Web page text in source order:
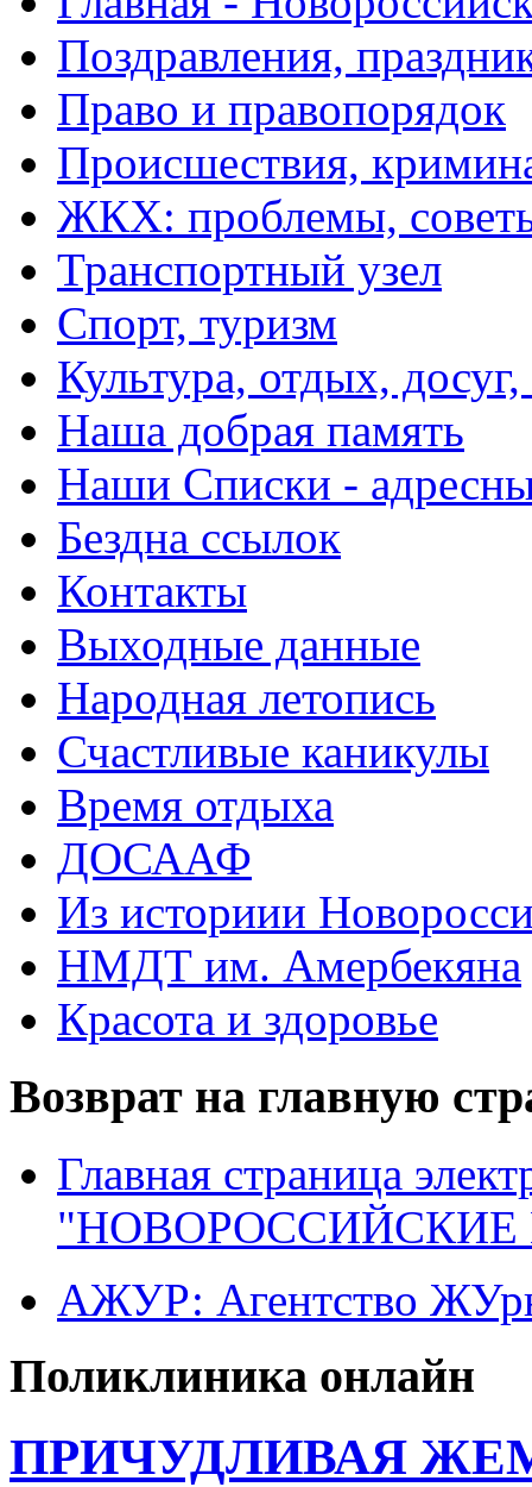
Поздравления,
Право и правопорядок
Происшествия,
ЖКХ: проблемы,
Транспортный узел
Спорт, туризм
Культура, отдых,
Наша добрая память
Наши Списки -
Бездна ссылок
Контакты
Выходные данные
Народная летопись
Счастливые каникулы
Время отдыха
ДОСААФ
Из историии
НМДТ им. Амербекяна
Красота и здоровье
Возврат на главную
Главная страница
"НОВОРОССИЙСКИЕ
АЖУР: Агентство
Поликлиника онлайн
ПРИЧУДЛИВАЯ